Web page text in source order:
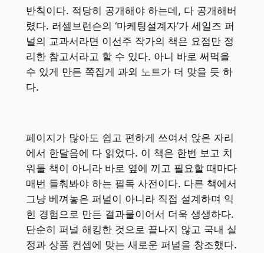
반칙이다. 적당히 공개해야 하는데, 다 공개해버
렸다. 러셀브런슨의 ‘마케팅설계자’가 세일즈 퍼
널의 교과서라면 이선주 작가의 책은 요점만 정
리한 참고서라고 할 수 있다. 아니 바로 써먹을
수 있게 만든 쪽집게 과외 노트가 더 맞을 듯 하
다.
페이지가 많아도 쉽고 편하게 쓰여서 앉은 자리
에서 한달음에 다 읽었다. 이 책은 한번 보고 치
워둘 책이 아니라 바로 옆에 끼고 필요할 때마다
매번 들춰봐야 하는 필독 사전이다. 다른 책에서
그냥 베껴놓은 퍼널이 아니라 직접 설계하며 익
힌 경험으로 만든 결과물이어서 더욱 생생하다.
단순히 퍼널 해킹한 것으로 끝나지 않고 국내 실
정과 상품 컨셉에 맞는 새로운 퍼널을 창조했다.